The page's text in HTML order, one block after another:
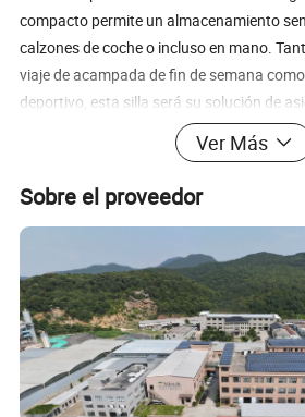
compacto permite un almacenamiento
calzones de coche o incluso en mano.
viaje de acampada de fin de semana
deportivo, esta silla será su solución de
primordial, y nuestra silla de camping
ergonómico proporciona una excelente
que le permite relajarse y disfrutar al
aire libre. El tejido transpirable mejora la
molestias causadas por el sudor excesivo
días de verano. La seguridad es nuestra
de camping está equipada con patas
antideslizantes, asegurando estabilidad
estar seguro de que esta silla
superficies irregulares. Además, la silla
portavasos, que le permite mantener sus
Ver Más
Sobre el proveedor